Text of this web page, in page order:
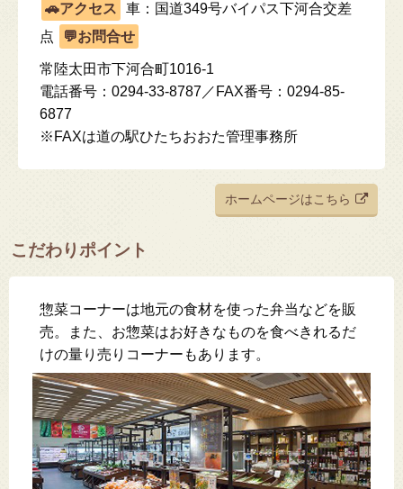
車：国道349号バイパス下河合交差
点
常陸太田市下河合町1016-1
電話番号：0294-33-8787／FAX番号：0294-85-
6877
※FAXは道の駅ひたちおおた管理事務所
ホームページはこちら
こだわりポイント
惣菜コーナーは地元の食材を使った弁当などを販
売。また、お惣菜はお好きなものを食べきれるだ
けの量り売りコーナーもあります。